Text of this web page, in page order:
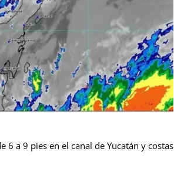
6 a 9 pies en el canal de Yucatán y costas